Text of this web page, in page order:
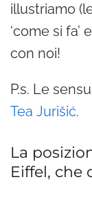
illustriamo
‘come si fa’
con noi!
P.s. Le
Tea Jurišić.
La
Eiffel, che